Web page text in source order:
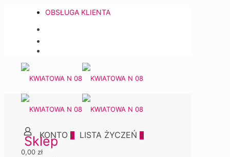
OBSŁUGA KLIENTA
0
0
0,00 zł
Sklep